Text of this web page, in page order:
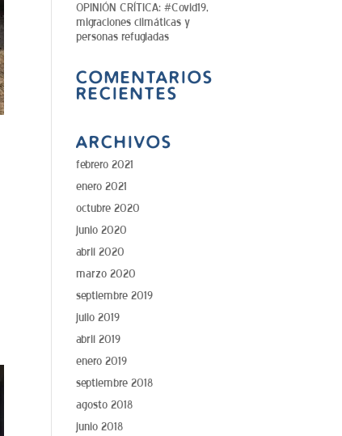
OPINIÓN CRÍTICA: #Covid19,
migraciones climáticas y
personas refugiadas
COMENTARIOS
RECIENTES
ARCHIVOS
febrero 2021
enero 2021
octubre 2020
junio 2020
abril 2020
marzo 2020
septiembre 2019
julio 2019
abril 2019
enero 2019
septiembre 2018
agosto 2018
junio 2018